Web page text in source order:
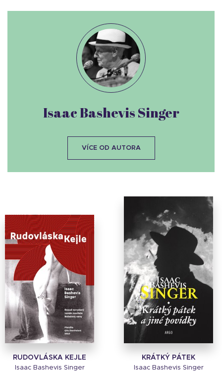
RUDOVLÁSKA KEJLE
Isaac Bashevis Singer
KRÁTKÝ PÁTEK
Isaac Bashevis Singer
Isaac Bashevis Singer
VÍCE OD AUTORA